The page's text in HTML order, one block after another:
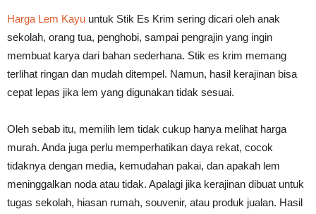
Cepat
Kering,
Kuat
&
Harga Lem Kayu untuk Stik Es Krim sering dicari oleh anak
sekolah, orang tua, penghobi, sampai pengrajin yang ingin
membuat karya dari bahan sederhana. Stik es krim memang
terlihat ringan dan mudah ditempel. Namun, hasil kerajinan bisa
cepat lepas jika lem yang digunakan tidak sesuai.
Oleh sebab itu, memilih lem tidak cukup hanya melihat harga
murah. Anda juga perlu memperhatikan daya rekat, cocok
tidaknya dengan media, kemudahan pakai, dan apakah lem
meninggalkan noda atau tidak. Apalagi jika kerajinan dibuat untuk
tugas sekolah, hiasan rumah, souvenir, atau produk jualan. Hasil